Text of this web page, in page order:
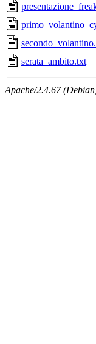
serata_ambito.txt
Apache/2.4.67